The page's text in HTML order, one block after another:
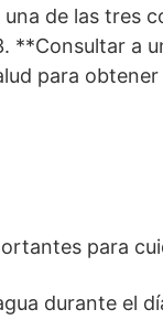
de las tres
**Consultar a
para
para
durante el